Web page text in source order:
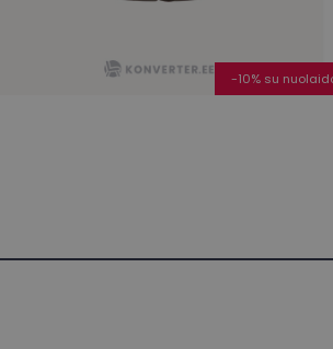
-10% su